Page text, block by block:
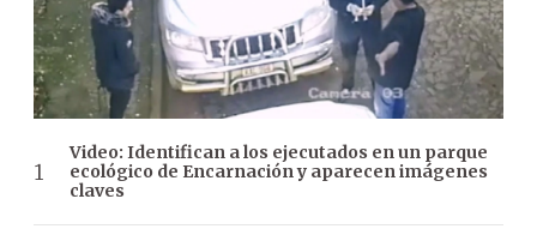
Video: Identifican a los ejecutados en un parque
ecológico de Encarnación y aparecen imágenes
claves